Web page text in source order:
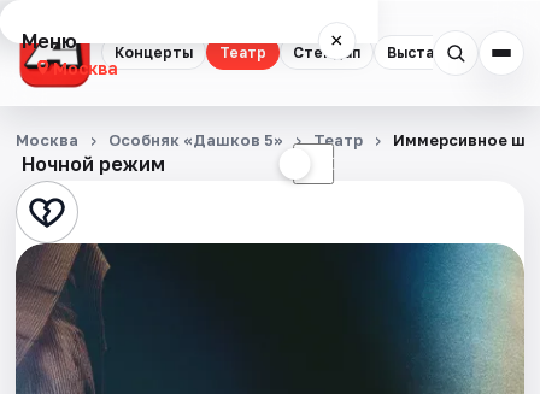
Концерты Театр Стендап Выставки
Меню ×
Москва
Концерты
Театр
Стендап
Выставки
Квесты
Ночной режим ☾
Москва Особняк «Дашков 5» Театр Иммерсивное